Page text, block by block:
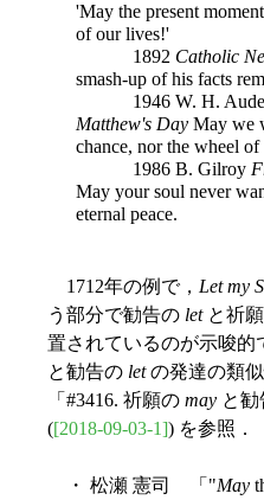
'May the present
of our lives!'
1892 Catholic
smash-up of his facts
1946 W. H.
Matthew's Day May we
chance, nor the wheel of
1986 B. Gilroy
May your soul never
eternal peace.
1712年の例で， Let my
う部分で勧告の letと祈
置されているのが示唆的
と勧告の letの発達の類
「#3416. 祈願の may と
([2018-09-03-1]) を参照．
・ 松瀬 憲司 「"May